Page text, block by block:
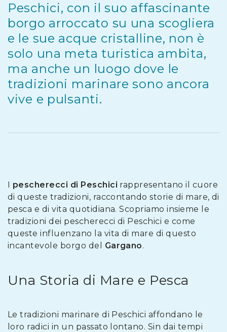
Peschici, con il suo affascinante
borgo arroccato su una scogliera
e le sue acque cristalline, non è
solo una meta turistica ambita,
ma anche un luogo dove le
tradizioni marinare sono ancora
vive e pulsanti.
I pescherecci di Peschici rappresentano il cuore
di queste tradizioni, raccontando storie di mare, di
pesca e di vita quotidiana. Scopriamo insieme le
tradizioni dei pescherecci di Peschici e come
queste influenzano la vita di mare di questo
incantevole borgo del Gargano.
Una Storia di Mare e Pesca
Le tradizioni marinare di Peschici affondano le
loro radici in un passato lontano. Sin dai tempi